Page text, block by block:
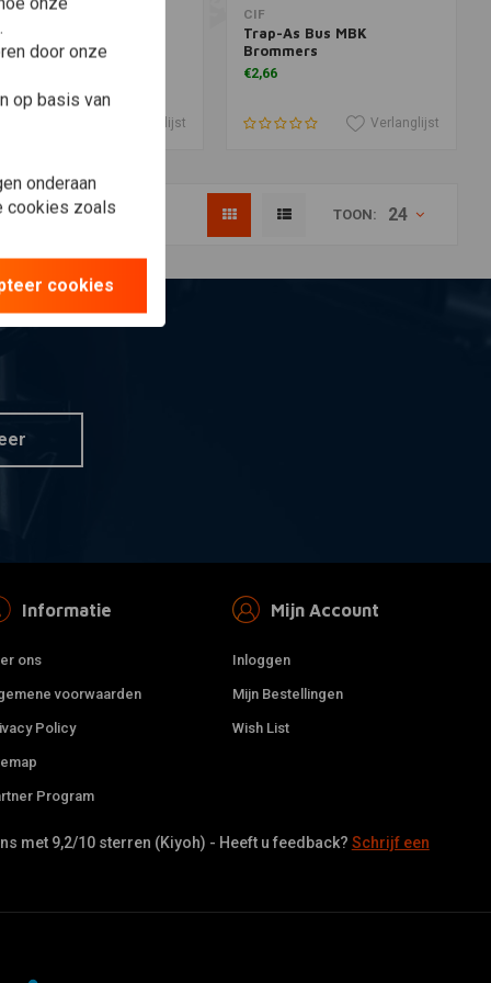
aan winkelwagen
Onder Vespa
Zwart
Verlanglijst
Toevoegen aan winkelwagen
CIF
Trap-As Bus MBK
Brommers
€2,66
Verlanglijst
TOON: 24
Informatie
ons
voorwaarden
Policy
Program
Mijn Account
Inloggen
Mijn Bestellingen
Wish List
met 9,2/10 sterren (Kiyoh) - Heeft u feedback? Schrijf een
door onze
op basis van
onderaan
cookies zoals
cookies